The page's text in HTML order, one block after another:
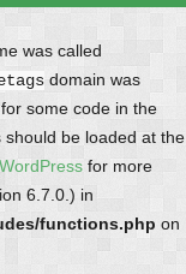
was called
domain was
some code in the
be loaded at the
for more
6.7.0.) in
functions.php on